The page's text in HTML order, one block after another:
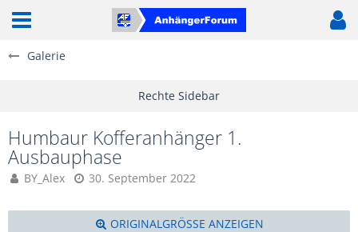
Galerie
Humbaur Kofferanhänger 1.
Ausbauphase
BY_Alex 30. September 2022
ORIGINALGRÖSSE ANZEIGEN